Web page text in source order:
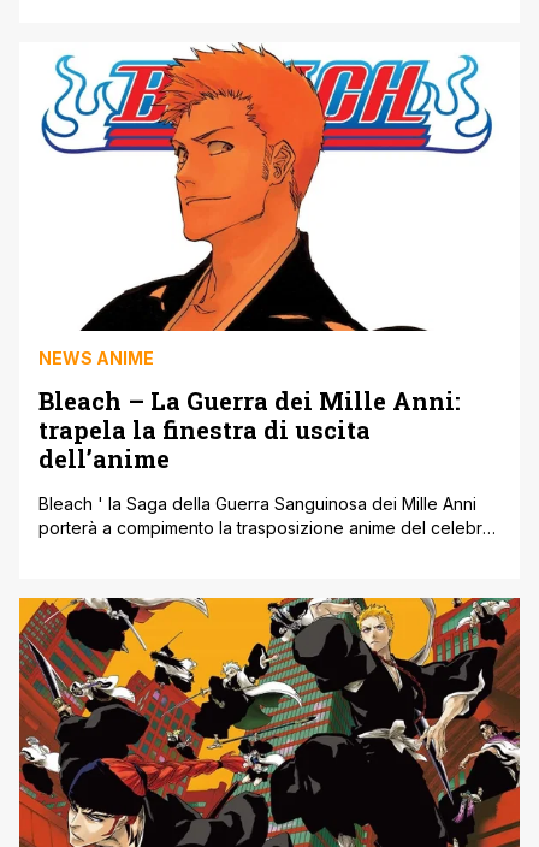
Year Blood War. Tite Kubo ha condiviso il nuovo artwork
di Ichigo Kurosaki, cogliendo l'occasione per ritrarre il
protagonista di Bleach mentre mostra [']
NEWS ANIME
Bleach – La Guerra dei Mille Anni:
trapela la finestra di uscita
dell’anime
Bleach ' la Saga della Guerra Sanguinosa dei Mille Anni
porterà a compimento la trasposizione anime del celebre
dell’opera. In attesa delle novità che verranno mostrate
nel corso dell'evento Jump Festa 2022, di cui vi abbiamo
parlato qui, [']